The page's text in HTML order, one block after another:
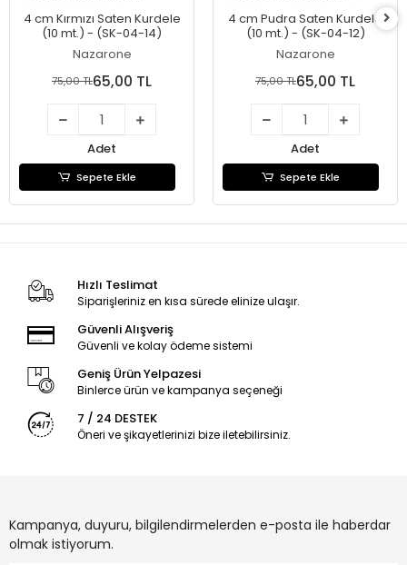
4 cm Kırmızı Saten Kurdele
(10 mt.) - (SK-04-14)
Nazarone
75,00 TL65,00 TL
Adet
Sepete Ekle
4 cm Pudra Saten Kurdele
(10 mt.) - (SK-04-12)
Nazarone
75,00 TL65,00 TL
Adet
Sepete Ekle
Hızlı Teslimat
Siparişleriniz en kısa sürede elinize ulaşır.
Güvenli Alışveriş
Güvenli ve kolay ödeme sistemi
Geniş Ürün Yelpazesi
Binlerce ürün ve kampanya seçeneği
7 / 24 DESTEK
Öneri ve şikayetlerinizi bize iletebilirsiniz.
Kampanya, duyuru, bilgilendirmelerden e-posta ile haberdar
olmak istiyorum.